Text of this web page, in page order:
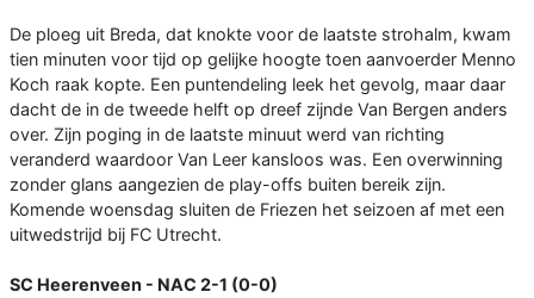
De ploeg uit Breda, dat knokte voor de laatste strohalm, kwam
tien minuten voor tijd op gelijke hoogte toen aanvoerder Menno
Koch raak kopte. Een puntendeling leek het gevolg, maar daar
dacht de in de tweede helft op dreef zijnde Van Bergen anders
over. Zijn poging in de laatste minuut werd van richting
veranderd waardoor Van Leer kansloos was. Een overwinning
zonder glans aangezien de play-offs buiten bereik zijn.
Komende woensdag sluiten de Friezen het seizoen af met een
uitwedstrijd bij FC Utrecht.
SC Heerenveen - NAC 2-1 (0-0)